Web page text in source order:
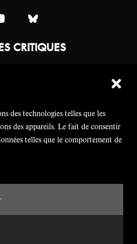
des technologies telles que les
des appareils. Le fait de consentir
telles que le comportement de
CRITIQUES